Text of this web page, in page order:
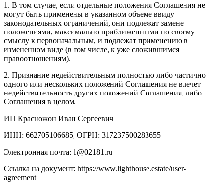
1. В том случае, если отдельные положения Соглашения не
могут быть применены в указанном объеме ввиду
законодательных ограничений, они подлежат замене
положениями, максимально приближенными по своему
смыслу к первоначальным, и подлежат применению в
измененном виде (в том числе, к уже сложившимся
правоотношениям).
2. Признание недействительным полностью либо частично
одного или нескольких положений Соглашения не влечет
недействительность других положений Соглашения, либо
Соглашения в целом.
ИП Красножон Иван Сергеевич
ИНН: 662705106685, ОГРН: 317237500283655
Электронная почта: 1@02181.ru
Ссылка на документ: https://www.lighthouse.estate/user-
agreement